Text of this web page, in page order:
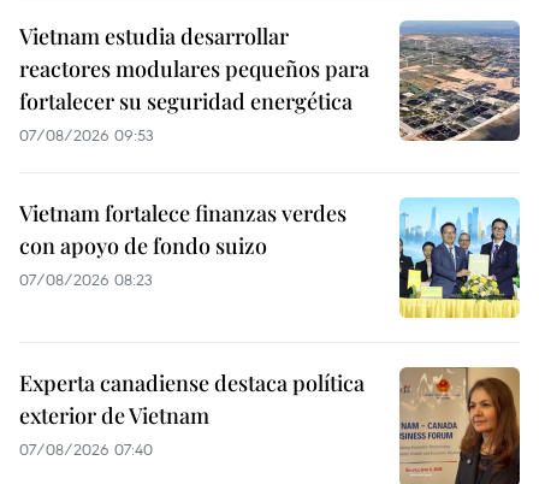
Vietnam estudia desarrollar
reactores modulares pequeños para
fortalecer su seguridad energética
07/08/2026 09:53
Vietnam fortalece finanzas verdes
con apoyo de fondo suizo
07/08/2026 08:23
Experta canadiense destaca política
exterior de Vietnam
07/08/2026 07:40